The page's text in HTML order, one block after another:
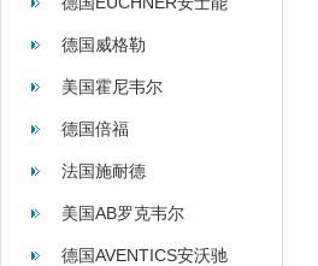
德国威格勒
美国霍尼韦尔
德国倍福
法国施耐德
美国AB罗克韦尔
德国AVENTICS安沃驰